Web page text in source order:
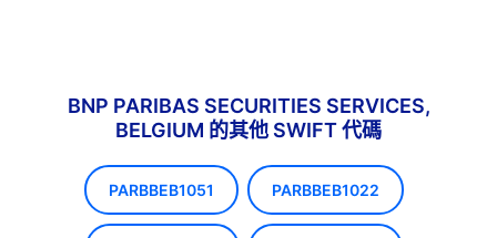
BNP PARIBAS SECURITIES SERVICES,
BELGIUM 的其他 SWIFT 代碼
PARBBEB1051 PARBBEB1022